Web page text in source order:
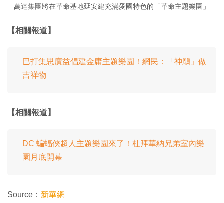
萬達集團將在革命基地延安建充滿愛國特色的「革命主題樂園」
【相關報道】
巴打集思廣益倡建金庸主題樂園！網民：「神鵰」做
吉祥物
【相關報道】
DC 蝙蝠俠超人主題樂園來了！杜拜華納兄弟室內樂
園月底開幕
Source： 新華網